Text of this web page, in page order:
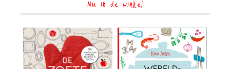
Nu in de winkel